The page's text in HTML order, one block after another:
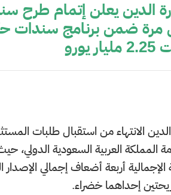
الدين يعلن إتمام طرح
ضمن برنامج سندات
الدين الانتهاء من استقبال طلبات
العربية السعودية الدولي،
أربعة أضعاف إجمالي الإصدار
إحداهما خضراء.